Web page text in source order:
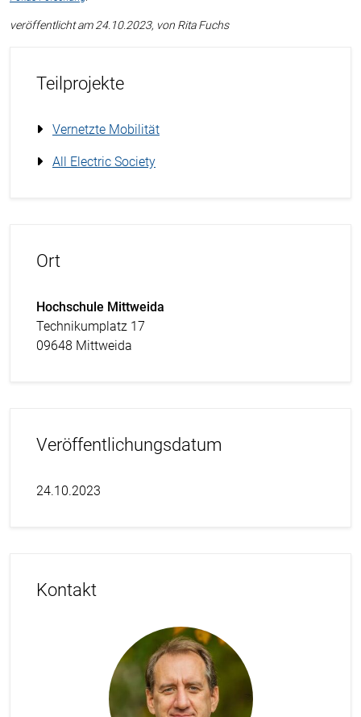
veröffentlicht am 24.10.2023, von Rita Fuchs
Teilprojekte
Vernetzte Mobilität
All Electric Society
Ort
Hochschule Mittweida
Technikumplatz 17
09648 Mittweida
Veröffentlichungsdatum
24.10.2023
Kontakt